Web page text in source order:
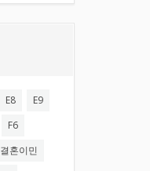
E8
E9
F6
결혼이민